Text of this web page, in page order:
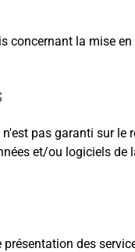
concernant la mise
pas garanti sur
et/ou logiciels
des